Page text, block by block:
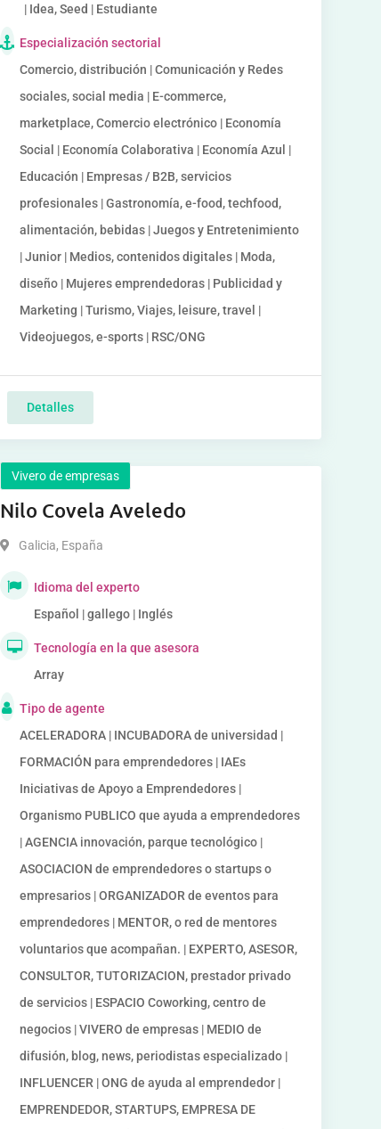
| Idea, Seed | Estudiante
Especialización sectorial
Comercio, distribución | Comunicación y Redes
sociales, social media | E-commerce,
marketplace, Comercio electrónico | Economía
Social | Economía Colaborativa | Economía Azul |
Educación | Empresas / B2B, servicios
profesionales | Gastronomía, e-food, techfood,
alimentación, bebidas | Juegos y Entretenimiento
| Junior | Medios, contenidos digitales | Moda,
diseño | Mujeres emprendedoras | Publicidad y
Marketing | Turismo, Viajes, leisure, travel |
Videojuegos, e-sports | RSC/ONG
Detalles
Vivero de empresas
Nilo Covela Aveledo
Galicia, España
Idioma del experto
Español | gallego | Inglés
Tecnología en la que asesora
Array
Tipo de agente
ACELERADORA | INCUBADORA de universidad |
FORMACIÓN para emprendedores | IAEs
Iniciativas de Apoyo a Emprendedores |
Organismo PUBLICO que ayuda a emprendedores
| AGENCIA innovación, parque tecnológico |
ASOCIACION de emprendedores o startups o
empresarios | ORGANIZADOR de eventos para
emprendedores | MENTOR, o red de mentores
voluntarios que acompañan. | EXPERTO, ASESOR,
CONSULTOR, TUTORIZACION, prestador privado
de servicios | ESPACIO Coworking, centro de
negocios | VIVERO de empresas | MEDIO de
difusión, blog, news, periodistas especializado |
INFLUENCER | ONG de ayuda al emprendedor |
EMPRENDEDOR, STARTUPS, EMPRESA DE